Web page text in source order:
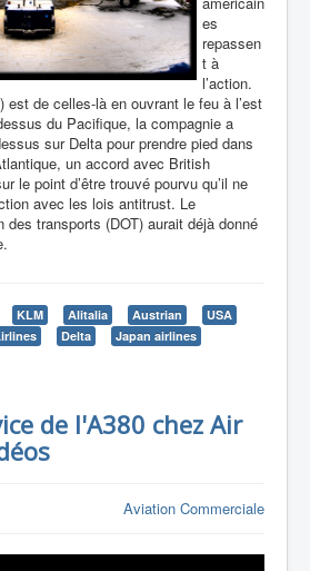
es
repassen
t à
l’action.
est de celles-là en ouvrant le feu à l’est
du Pacifique, la compagnie a
sur Delta pour prendre pied dans
un accord avec British
le point d’être trouvé pourvu qu’il ne
avec les lois antitrust. Le
des transports (DOT) aurait déjà donné
KLM Alitalia Austrian
USA
Delta Japan airlines
de l'A380 chez Air
Aviation Commerciale